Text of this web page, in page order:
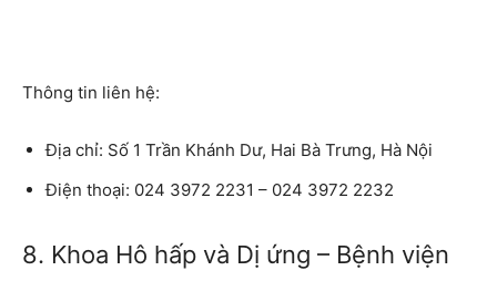
Thông tin liên hệ:
Địa chỉ: Số 1 Trần Khánh Dư, Hai Bà Trưng, Hà Nội
Điện thoại: 024 3972 2231 – 024 3972 2232
8. Khoa Hô hấp và Dị ứng – Bệnh viện